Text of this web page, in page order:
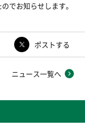
でお知らせします。
ポストする
ニュース一覧へ